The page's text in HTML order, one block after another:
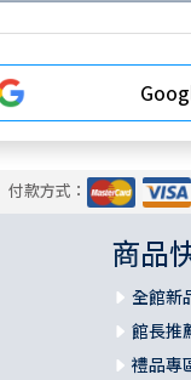
付款方式：
商品
全館新
館長推
禮品專